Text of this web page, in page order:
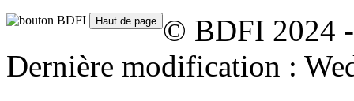
© BDFI 2024
Dernière modification :